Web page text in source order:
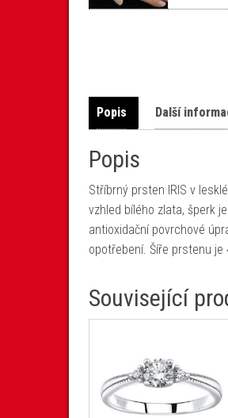
Popis Další
Popis
Stříbrný prsten IRIS v
vzhled bílého zlata, šperk
antioxidační povrchové
opotřebení. Šíře prstenu je
Související